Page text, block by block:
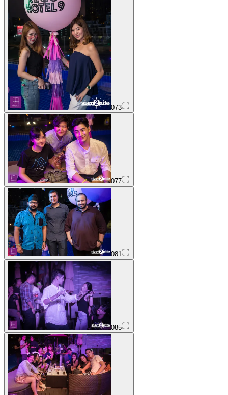
073
077
081
085